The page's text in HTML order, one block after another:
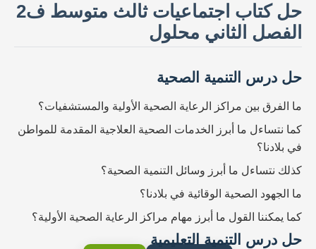
حل كتاب اجتماعيات ثالث متوسط ف2
الفصل الثاني محلول
حل درس التنمية الصحية
ما الفرق بين مراكز الرعاية الصحية الأولية والمستشفيات؟
كما نتساءل ما أبرز الخدمات الصحية العلاجية المقدمة للمواطن
في بلادنا؟
كذلك نتساءل ما أبرز وسائل التنمية الصحية؟
ما الجهود الصحية الوقائية في بلادنا؟
كما يمكننا القول ما أبرز مهام مراكز الرعاية الصحية الأولية؟
حل درس التنمية التعليمية